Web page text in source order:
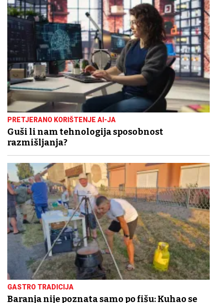
PRETJERANO KORIŠTENJE AI-JA
Guši li nam tehnologija sposobnost
razmišljanja?
GASTRO TRADICIJA
Baranja nije poznata samo po fišu: Kuhao se